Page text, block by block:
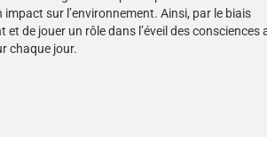
sur l’environnement. Ainsi, par le biais
de jouer un rôle dans l’éveil des consciences
chaque jour.